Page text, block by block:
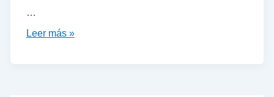
…
Leer más »